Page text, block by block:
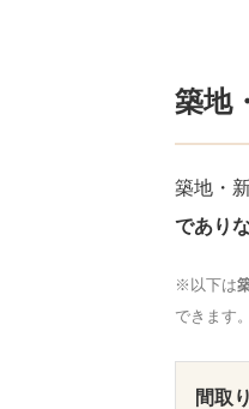
築地
築地・
であり
※以下は
できます。
間取り